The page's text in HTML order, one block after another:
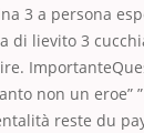
3 a persona
di lievito 3
non un eroe”
reste du